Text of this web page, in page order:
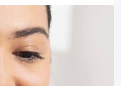
odmah posjetiti
bol uporna,